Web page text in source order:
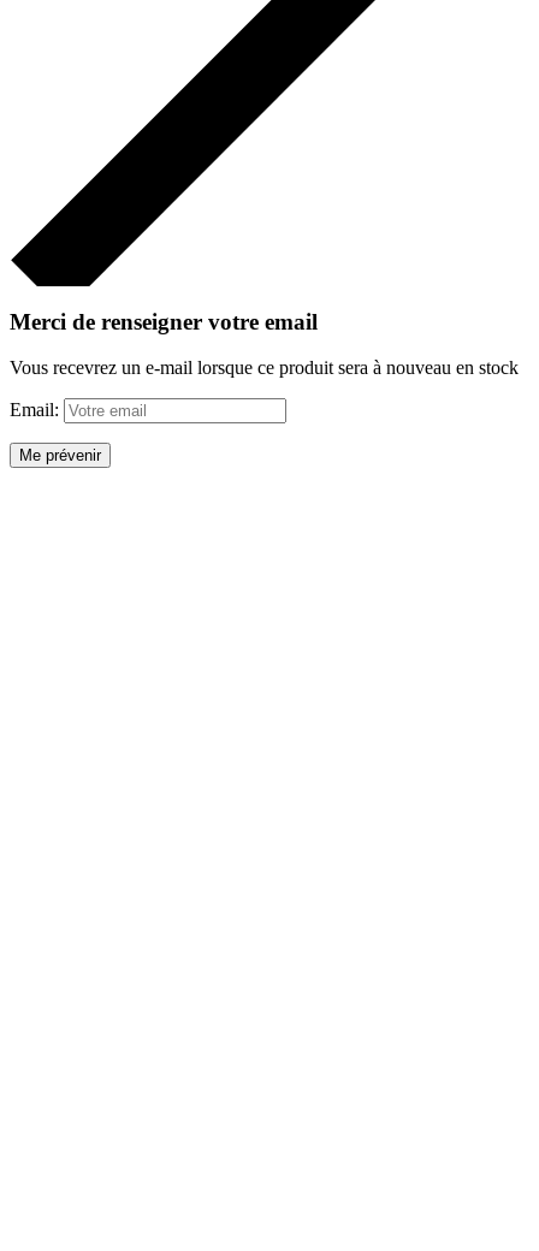
Merci de renseigner votre email
Vous recevrez un e-mail lorsque ce produit sera à nouveau en stock
Email:
Me prévenir